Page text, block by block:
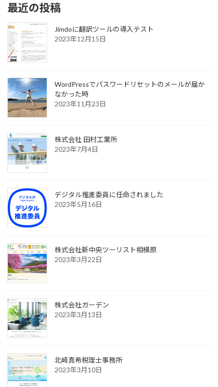
最近の投稿
Jimdoに翻訳ツールの導入テスト
2023年12月15日
WordPressでパスワードリセットのメールが届か
なかった時
2023年11月23日
株式会社 田村工業所
2023年7月4日
デジタル推進委員に任命されました
2023年5月16日
株式会社新中央ツーリスト相模原
2023年3月22日
株式会社ガーデン
2023年3月13日
北崎真希税理士事務所
2023年3月10日